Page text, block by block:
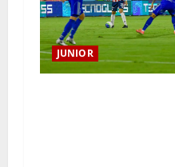
JUNIOR